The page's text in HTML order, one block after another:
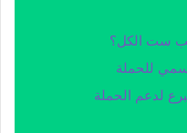
ست الكل؟
للحملة
لدعم الحملة